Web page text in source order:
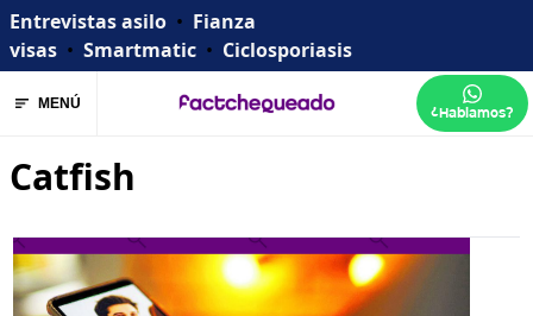
Entrevistas asilo • Fianza
visas • Smartmatic • Ciclosporiasis
MENÚ ¿Hablamos?
Catfish